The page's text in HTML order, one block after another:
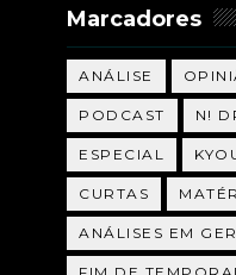
Marcadores
ANÁLISE
PODCAST N!
ESPECIAL
CURTAS
ANÁLISES EM